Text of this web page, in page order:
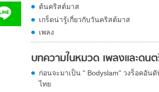
ต้นคริสต์มาส
เกร็ดน่ารู้เกี่ยวกับวันคริสต์มาส
เพลง
บทความในหมวด เพลงและดน
ก่อนจะมาเป็น " Bodyslam" วงร็อคอันดั
ไทย